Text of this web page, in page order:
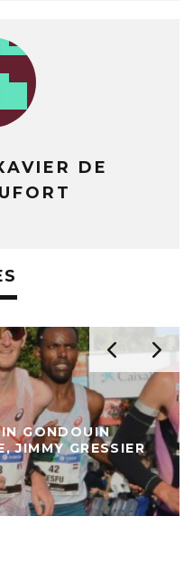
DE
GONDOUIN
JIMMY GRESSIER